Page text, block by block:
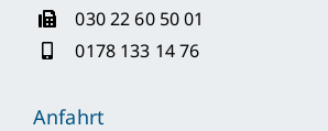
030 22 60 50 01
0178 133 14 76
Anfahrt